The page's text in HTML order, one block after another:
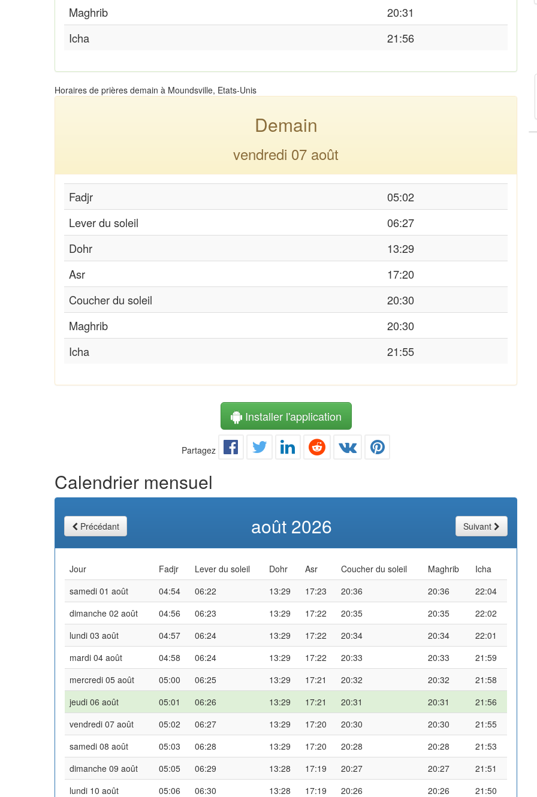
Maghrib
20:31
Icha
21:56
Horaires de prières demain à Moundsville, Etats-Unis
Demain
vendredi 07 août
Fadjr
05:02
Lever du soleil
06:27
Dohr
13:29
Asr
17:20
Coucher du soleil
20:30
Maghrib
20:30
Icha
21:55
Installer l'application
Partagez
Calendrier mensuel
Précédant août 2026 Suivant
Jour Fadjr Lever du soleil Dohr Asr Coucher du soleil Maghrib
Icha
samedi 01 août
04:54 06:22 13:29 17:23 20:36 20:36
22:04
dimanche 02 août
04:56 06:23 13:29 17:22 20:35 20:35
22:02
lundi 03 août
04:57 06:24 13:29 17:22 20:34 20:34
22:01
mardi 04 août
04:58 06:24 13:29 17:22 20:33 20:33
21:59
mercredi 05 août
05:00 06:25 13:29 17:21 20:32 20:32
21:58
jeudi 06 août
05:01 06:26 13:29 17:21 20:31 20:31
21:56
vendredi 07 août
05:02 06:27 13:29 17:20 20:30 20:30
21:55
samedi 08 août
05:03 06:28 13:29 17:20 20:28 20:28
21:53
dimanche 09 août
05:05 06:29 13:28 17:19 20:27 20:27
21:51
lundi 10 août
05:06 06:30 13:28 17:19 20:26 20:26
21:50